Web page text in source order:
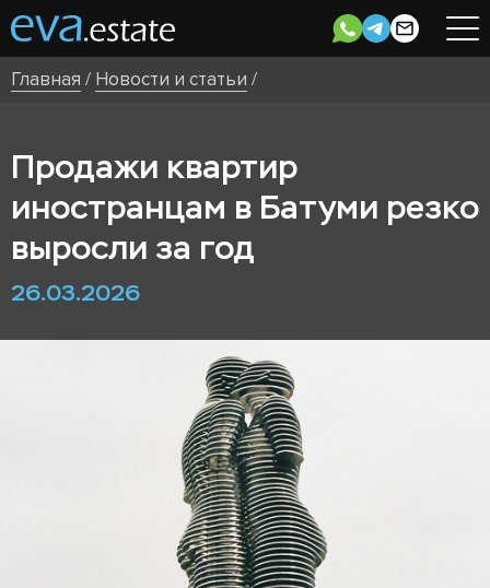
Главная / Новости и статьи /
Продажи квартир
иностранцам в Батуми резко
выросли за год
26.03.2026